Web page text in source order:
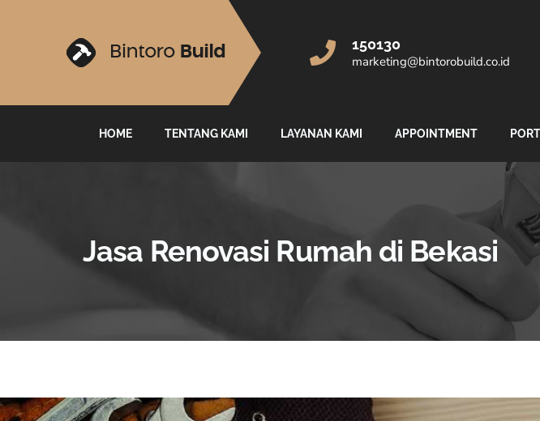
150130
marketing@bintorobuild.co.id
HOME TENTANG KAMI LAYANAN KAMI APPOINTMENT
Jasa Renovasi Rumah di Bekasi